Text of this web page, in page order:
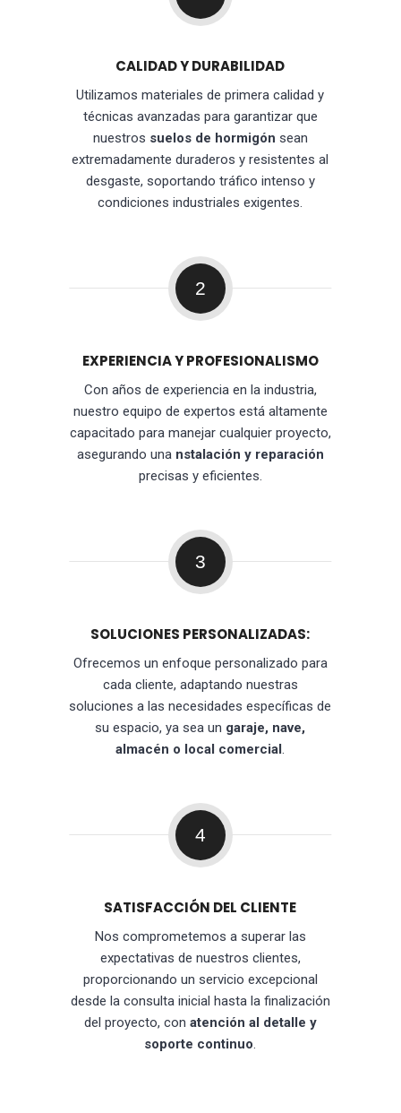
CALIDAD Y DURABILIDAD
Utilizamos materiales de primera calidad y
técnicas avanzadas para garantizar que
nuestros suelos de hormigón sean
extremadamente duraderos y resistentes al
desgaste, soportando tráfico intenso y
condiciones industriales exigentes.
2
EXPERIENCIA Y PROFESIONALISMO
Con años de experiencia en la industria,
nuestro equipo de expertos está altamente
capacitado para manejar cualquier proyecto,
asegurando una nstalación y reparación
precisas y eficientes.
3
SOLUCIONES PERSONALIZADAS:
Ofrecemos un enfoque personalizado para
cada cliente, adaptando nuestras
soluciones a las necesidades específicas de
su espacio, ya sea un garaje, nave,
almacén o local comercial.
4
SATISFACCIÓN DEL CLIENTE
Nos comprometemos a superar las
expectativas de nuestros clientes,
proporcionando un servicio excepcional
desde la consulta inicial hasta la finalización
del proyecto, con atención al detalle y
soporte continuo.